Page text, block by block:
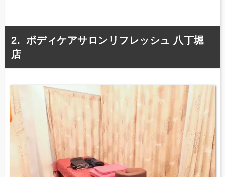
ボディケアサロンリフレッシュ 八丁堀
店